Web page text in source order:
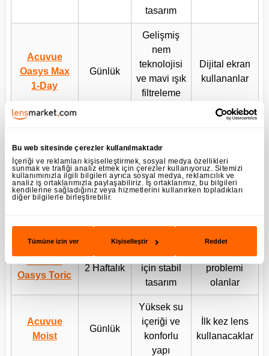
Bu web sitesinde çerezler kullanılmaktadır
İçeriği ve reklamları kişiselleştirmek, sosyal medya özellikleri
sunmak ve trafiği analiz etmek için çerezler kullanıyoruz. Sitemizi
kullanımınızla ilgili bilgileri ayrıca sosyal medya, reklamcılık ve
analiz iş ortaklarımızla paylaşabiliriz. İş ortaklarımız, bu bilgileri
kendilerine sağladığınız veya hizmetlerini kullanırken topladıkları
diğer bilgilerle birleştirebilir.
Tümüne izin ver Kişiselleştir Reddet
tasarım
Acuvue
Oasys Max
1-Day
Günlük
Gelişmiş
nem
teknolojisi
ve mavi ışık
filtreleme
Dijital ekran
kullananlar
Oasys
2 Haftalık
oksijen
geçirgenliği
arayanlar
Acuvue
Nem
Yoğun
kullanıcılar
Oasys Toric
2 Haftalık
Astigmat
için stabil
tasarım
problemi
olanlar
Acuvue
Moist
Günlük
Yüksek su
içeriği ve
konforlu
yapı
İlk kez lens
kullanacaklar